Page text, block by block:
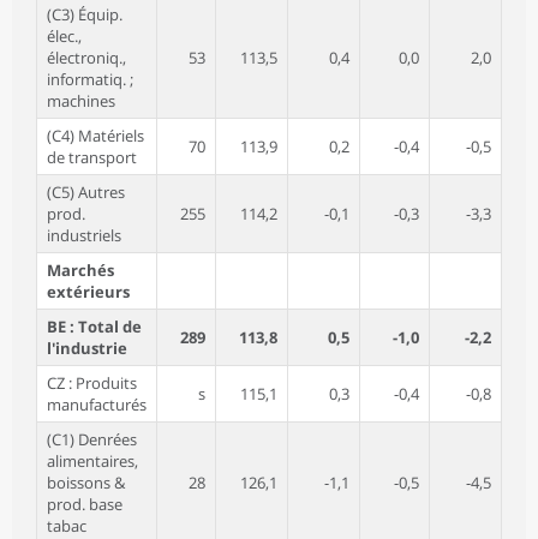
(C3) Équip.
élec.,
électroniq.,
informatiq. ;
machines
53 113,5 0,4 0,0 2,0
(C4) Matériels
de transport
70 113,9 0,2 -0,4 -0,5
(C5) Autres
prod.
industriels
255 114,2 -0,1 -0,3 -3,3
Marchés
extérieurs
BE : Total de
l'industrie
289 113,8 0,5 -1,0 -2,2
CZ : Produits
manufacturés
s 115,1 0,3 -0,4 -0,8
(C1) Denrées
alimentaires,
boissons &
prod. base
tabac
28 126,1 -1,1 -0,5 -4,5